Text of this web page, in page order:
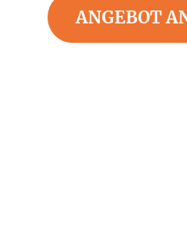
ANGEBOT